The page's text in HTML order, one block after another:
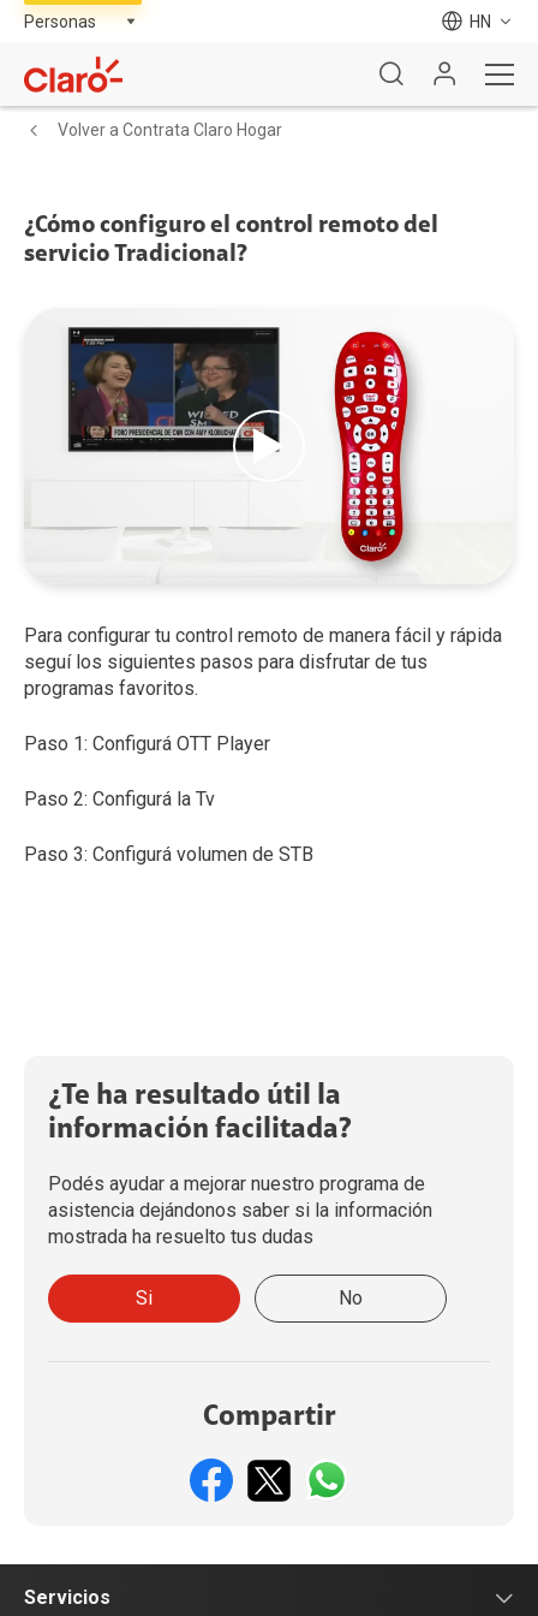
HN
Volver a Contrata Claro Hogar
¿Cómo configuro el control remoto del
servicio Tradicional?
Para configurar tu control remoto de manera fácil y rápida
seguí los siguientes pasos para disfrutar de tus
programas favoritos.
Paso 1: Configurá OTT Player
Paso 2: Configurá la Tv
Paso 3: Configurá volumen de STB
¿Te ha resultado útil la
información facilitada?
Podés ayudar a mejorar nuestro programa de
asistencia dejándonos saber si la información
mostrada ha resuelto tus dudas
Si No
Compartir
Servicios